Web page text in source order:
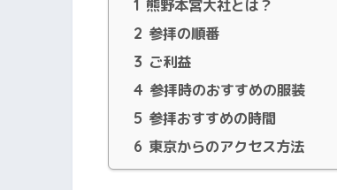
1 熊野本宮大社とは？
2 参拝の順番
3 ご利益
4 参拝時のおすすめの服装
5 参拝おすすめの時間
6 東京からのアクセス方法